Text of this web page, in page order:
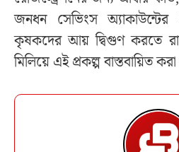
জনধন সেভিংস
কৃষকদের আয় দ্বিগুণ করতে
মিলিয়ে এই প্রকল্প বাস্তবায়িত